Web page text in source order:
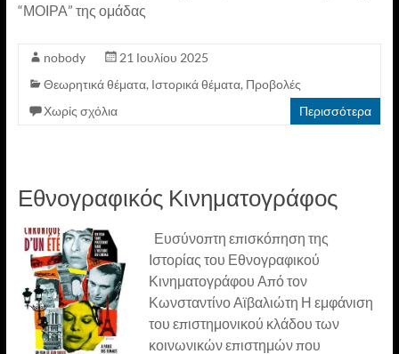
“ΜΟΙΡΑ” της ομάδας
nobody
21 Ιουλίου 2025
Θεωρητικά θέματα, Ιστορικά θέματα, Προβολές
Χωρίς σχόλια
Περισσότερα
Εθνογραφικός Κινηματογράφος
Ευσύνοπτη επισκόπηση της
Ιστορίας του Εθνογραφικού
Κινηματογράφου Από τον
Κωνσταντίνο Αϊβαλιώτη Η εμφάνιση
του επιστημονικού κλάδου των
κοινωνικών επιστημών που